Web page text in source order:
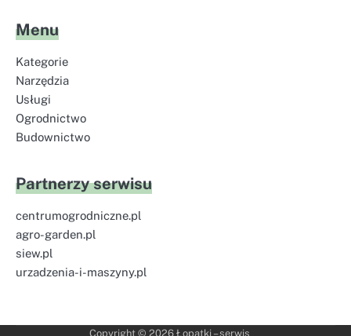
Menu
Kategorie
Narzędzia
Usługi
Ogrodnictwo
Budownictwo
Partnerzy serwisu
centrumogrodniczne.pl
agro-garden.pl
siew.pl
urzadzenia-i-maszyny.pl
Copyright © 2026 Łopatki – serwis